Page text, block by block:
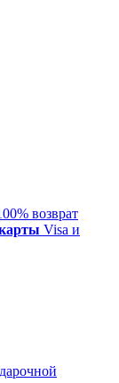
возврат
Visa и